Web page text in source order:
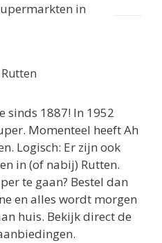
in
sinds 1887! In 1952
Momenteel heeft Ah
Logisch: Er zijn ook
in (of nabij) Rutten.
te gaan? Bestel dan
en alles wordt morgen
huis. Bekijk direct de